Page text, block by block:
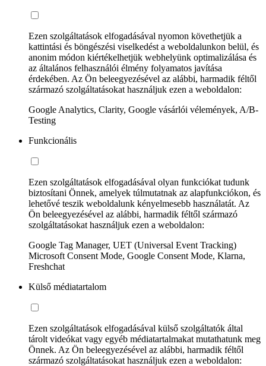
Ezen szolgáltatások elfogadásával nyomon követhetjük a
kattintási és böngészési viselkedést a weboldalunkon belül, és
anonim módon kiértékelhetjük webhelyünk optimalizálása és
az általános felhasználói élmény folyamatos javítása
érdekében. Az Ön beleegyezésével az alábbi, harmadik féltől
származó szolgáltatásokat használjuk ezen a weboldalon:
Google Analytics, Clarity, Google vásárlói vélemények, A/B-
Testing
Funkcionális
Ezen szolgáltatások elfogadásával olyan funkciókat tudunk
biztosítani Önnek, amelyek túlmutatnak az alapfunkciókon, és
lehetővé teszik weboldalunk kényelmesebb használatát. Az
Ön beleegyezésével az alábbi, harmadik féltől származó
szolgáltatásokat használjuk ezen a weboldalon:
Google Tag Manager, UET (Universal Event Tracking)
Microsoft Consent Mode, Google Consent Mode, Klarna,
Freshchat
Külső médiatartalom
Ezen szolgáltatások elfogadásával külső szolgáltatók által
tárolt videókat vagy egyéb médiatartalmakat mutathatunk meg
Önnek. Az Ön beleegyezésével az alábbi, harmadik féltől
származó szolgáltatásokat használjuk ezen a weboldalon: